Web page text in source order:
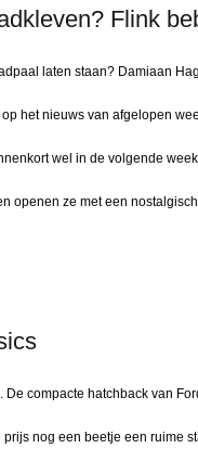
Flink
laten staan? Damiaan
het nieuws van afgelopen
wel in de volgende
openen ze met een
compacte hatchback van
nog een beetje een ruime